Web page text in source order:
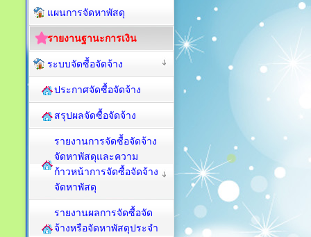
แผนการจัดหาพัสดุ
รายงานฐานะการเงิน
ระบบจัดซื้อจัดจ้าง
ประกาศจัดซื้อจัดจ้าง
สรุปผลจัดซื้อจัดจ้าง
รายงานการจัดซื้อจัดจ้าง
จัดหาพัสดุและความ
ก้าวหน้าการจัดซื้อจัดจ้าง
จัดหาพัสดุ
รายงานผลการจัดซื้อจัด
จ้างหรือจัดหาพัสดุประจำ